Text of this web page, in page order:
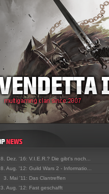
Dez. '16: V.I.E.R.? Die gibt's noch...
8. Aug. '12: Guild Wars 2 - Informatio...
3. Mai '11: Das Clantreffen
Aug. '12: Fast geschafft